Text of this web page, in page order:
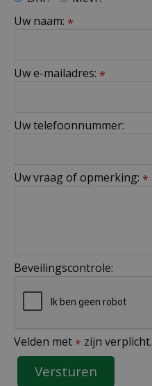
Uw naam: *
Uw e-mailadres: *
Uw telefoonnummer:
Uw vraag of opmerking: *
Beveilingscontrole:
Velden met * zijn verplicht.